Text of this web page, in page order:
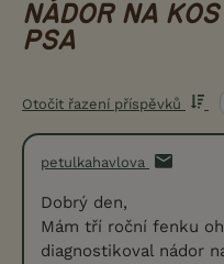
NÁDOR NA
PSA
Otočit řazení příspěvků
petulkahavlova
Dobrý den,
Mám tří roční fenku
diagnostikoval nádor